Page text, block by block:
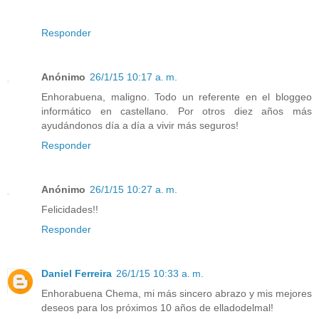
Responder
Anónimo 26/1/15 10:17 a. m.
Enhorabuena, maligno. Todo un referente en el bloggeo
informático en castellano. Por otros diez años más
ayudándonos día a día a vivir más seguros!
Responder
Anónimo 26/1/15 10:27 a. m.
Felicidades!!
Responder
Daniel Ferreira 26/1/15 10:33 a. m.
Enhorabuena Chema, mi más sincero abrazo y mis mejores
deseos para los próximos 10 años de elladodelmal!